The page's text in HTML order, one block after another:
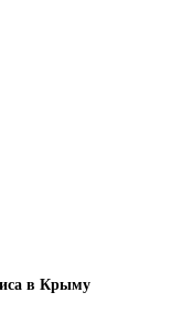
в Крыму